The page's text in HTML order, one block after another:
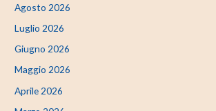
Agosto 2026
Luglio 2026
Giugno 2026
Maggio 2026
Aprile 2026